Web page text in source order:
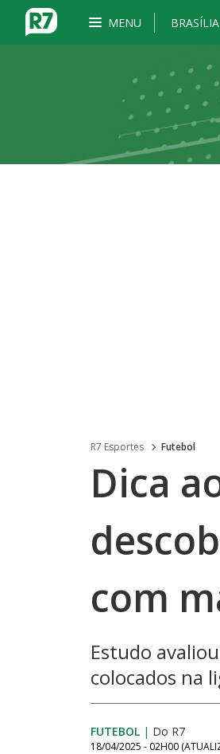
MENU BRASÍLIA
R7 Esportes Futebol
Dica
com
Estudo
colocados na
FUTEBOL | Do R7
18/04/2025 - 02H00